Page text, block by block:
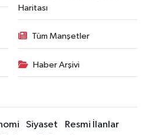
Haritası
Tüm Manşetler
Haber Arşivi
Siyaset
Resmi İlanlar